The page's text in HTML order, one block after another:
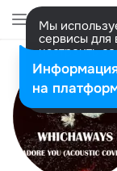
Мы
сервисы для
настроить
Разрешить
на